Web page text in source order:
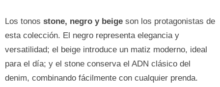
Los tonos stone, negro y beige son los protagonistas de
esta colección. El negro representa elegancia y
versatilidad; el beige introduce un matiz moderno, ideal
para el día; y el stone conserva el ADN clásico del
denim, combinando fácilmente con cualquier prenda.